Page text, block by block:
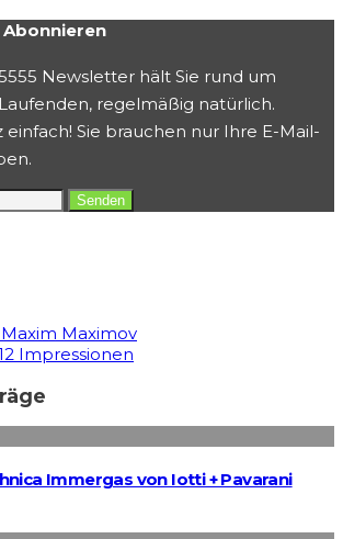
Newsletter hält Sie rund um
regelmäßig natürlich.
einfach! Sie brauchen nur Ihre E-Mail-
Maximov
Impressionen
Immergas von Iotti + Pavarani